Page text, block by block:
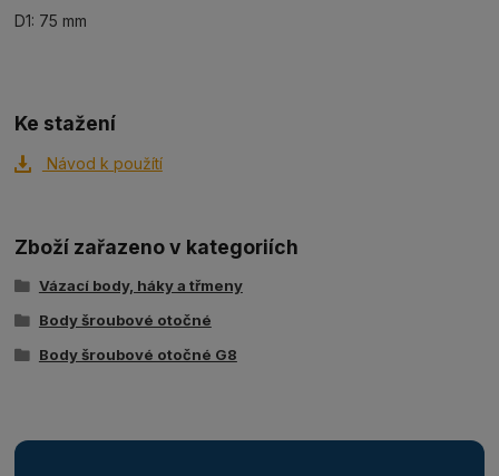
D1: 75 mm
Ke stažení
Návod k použítí
Zboží zařazeno v kategoriích
Vázací body, háky a třmeny
Body šroubové otočné
Body šroubové otočné G8